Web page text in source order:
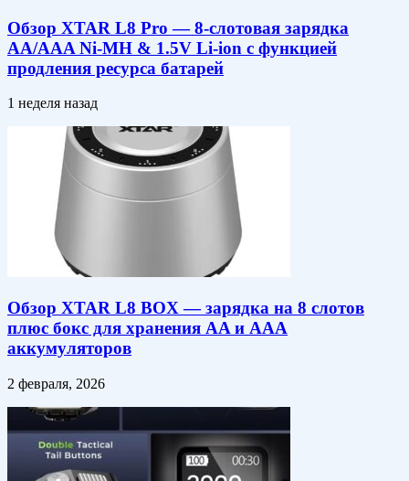
Обзор XTAR L8 Pro — 8-слотовая зарядка
AA/AAA Ni-MH & 1.5V Li-ion c функцией
продления ресурса батарей
1 неделя назад
Обзор XTAR L8 BOX — зарядка на 8 слотов
плюс бокс для хранения AA и AAA
аккумуляторов
2 февраля, 2026